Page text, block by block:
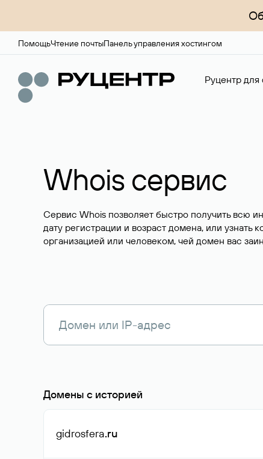
ПомощьЧтение почтыПанель управления хостингом
Руцентр
Whois сервис
Сервис Whois позволяет быстро получить всю
дату регистрации и возраст домена, или узнать
организацией или человеком, чей домен вас
Домены с историей
gidrosfera.ru